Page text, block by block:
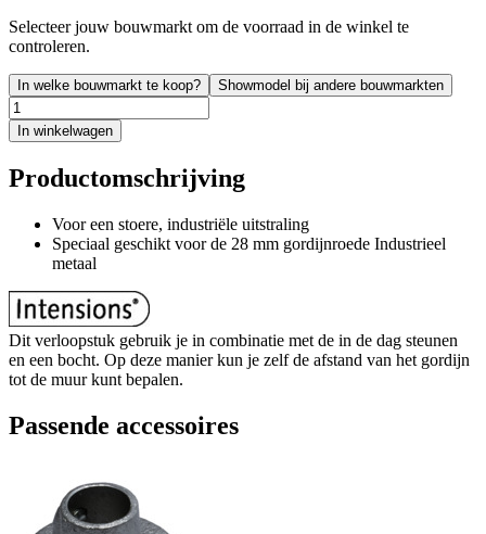
Selecteer jouw bouwmarkt om de voorraad in de winkel te
controleren.
In welke bouwmarkt te koop? Showmodel bij andere bouwmarkten
In winkelwagen
Productomschrijving
Voor een stoere, industriële uitstraling
Speciaal geschikt voor de 28 mm gordijnroede Industrieel
metaal
Dit verloopstuk gebruik je in combinatie met de in de dag steunen
en een bocht. Op deze manier kun je zelf de afstand van het gordijn
tot de muur kunt bepalen.
Passende accessoires